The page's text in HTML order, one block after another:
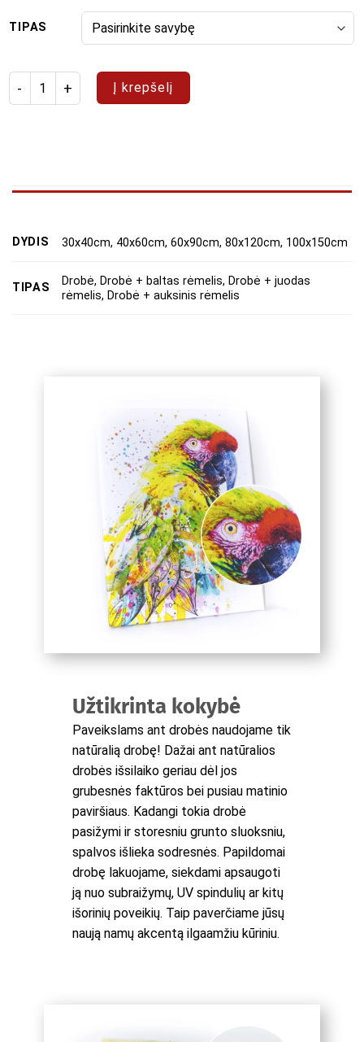
TIPAS
produkto kiekis: Paveikslų rinkinys "Spalvingi norai"
Į krepšelį
DYDIS 30x40cm, 40x60cm, 60x90cm, 80x120cm, 100x150cm
TIPAS
Drobė, Drobė + baltas rėmelis, Drobė + juodas
rėmelis, Drobė + auksinis rėmelis
Užtikrinta kokybė
Paveikslams ant drobės naudojame tik
natūralią drobę! Dažai ant natūralios
drobės išsilaiko geriau dėl jos
grubesnės faktūros bei pusiau matinio
paviršiaus. Kadangi tokia drobė
pasižymi ir storesniu grunto sluoksniu,
spalvos išlieka sodresnės. Papildomai
drobę lakuojame, siekdami apsaugoti
ją nuo subraižymų, UV spindulių ar kitų
išorinių poveikių. Taip paverčiame jūsų
naują namų akcentą ilgaamžiu kūriniu.